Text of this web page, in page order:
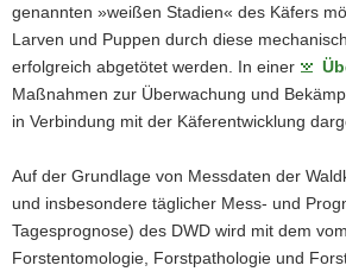
genannten »weißen Stadien« des Käfers
Larven und Puppen durch diese
erfolgreich abgetötet werden. In einer
Maßnahmen zur Überwachung und
in Verbindung mit der Käferentwicklung
Auf der Grundlage von Messdaten der
und insbesondere täglicher Mess- und
Tagesprognose) des DWD wird mit dem
Forstentomologie, Forstpathologie und